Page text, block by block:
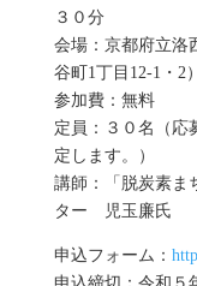
３０分
会場：京都府立洛
谷町1丁目12-1・2）
参加費：無料
定員：３０名（応
定します。）
講師：「脱炭素ま
ター 児玉廉氏
申込フォーム：